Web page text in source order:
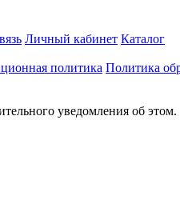
Личный кабинет Каталог
политика Политика
уведомления об этом.